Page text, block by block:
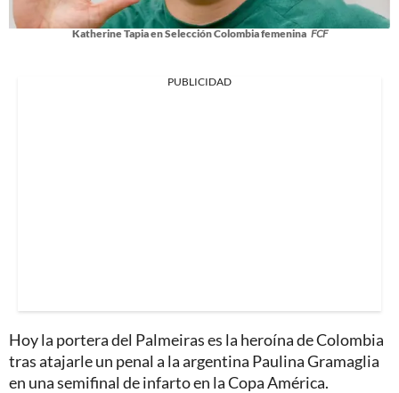
Katherine Tapia en Selección Colombia femenina FCF
PUBLICIDAD
Hoy la portera del Palmeiras es la heroína de Colombia
tras atajarle un penal a la argentina Paulina Gramaglia
en una semifinal de infarto en la Copa América.